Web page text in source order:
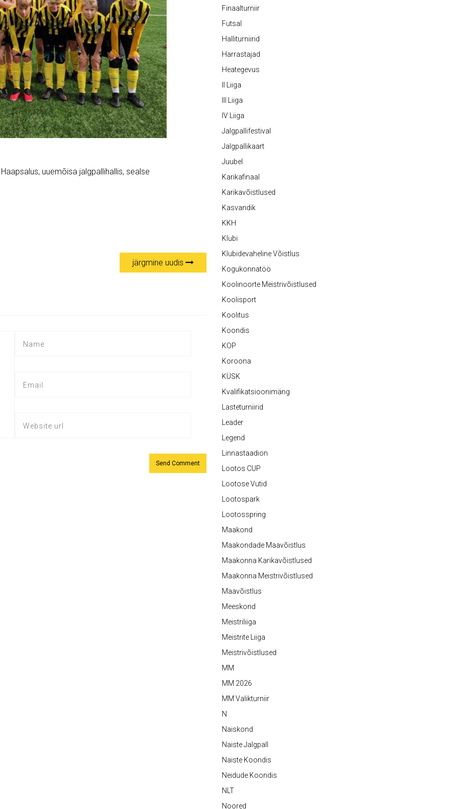
uuemõisa jalgpallihallis, sealse
järgmine uudis
Finaalturniir
Futsal
Halliturniirid
Harrastajad
Heategevus
II Liiga
III Liiga
IV Liiga
Jalgpallifestival
Jalgpallikaart
Juubel
Karikafinaal
Karikavõistlused
Kasvandik
KKH
Klubi
Klubidevaheline Võistlus
Kogukonnatöö
Koolinoorte Meistrivõistlused
Koolisport
Koolitus
Koondis
KOP
Koroona
KÜSK
Kvalifikatsioonimäng
Lasteturniirid
Leader
Legend
Linnastaadion
Lootos CUP
Lootose Vutid
Lootospark
Lootosspring
Maakond
Maakondade Maavõistlus
Maakonna Karikavõistlused
Maakonna Meistrivõistlused
Maavõistlus
Meeskond
Meistriliiga
Meistrite Liiga
Meistrivõistlused
MM
MM 2026
MM Valikturniir
N
Naiskond
Naiste Jalgpall
Naiste Koondis
Neidude Koondis
NLT
Noored